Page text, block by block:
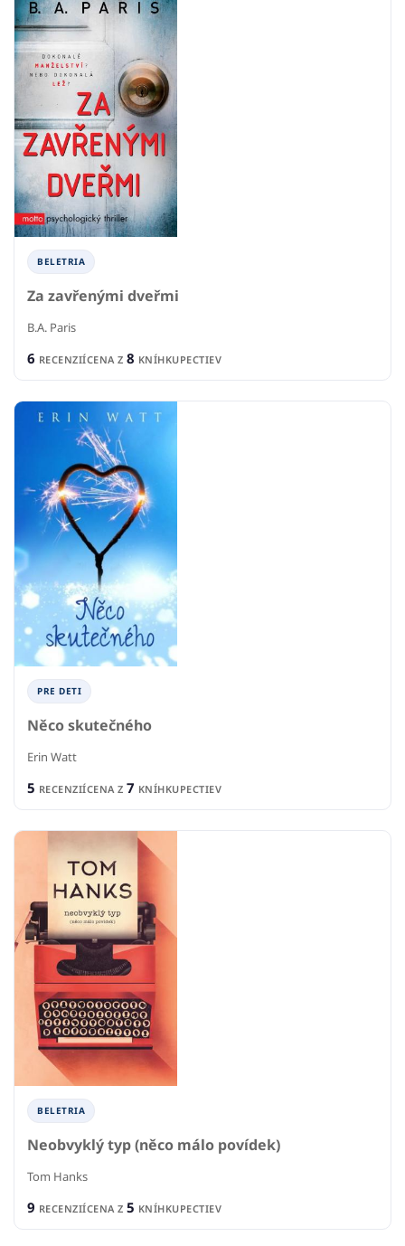
BELETRIA
Za zavřenými dveřmi
B.A. Paris
6 RECENZIÍCENA Z 8 KNÍHKUPECTIEV
PRE DETI
Něco skutečného
Erin Watt
5 RECENZIÍCENA Z 7 KNÍHKUPECTIEV
BELETRIA
Neobvyklý typ (něco málo povídek)
Tom Hanks
9 RECENZIÍCENA Z 5 KNÍHKUPECTIEV